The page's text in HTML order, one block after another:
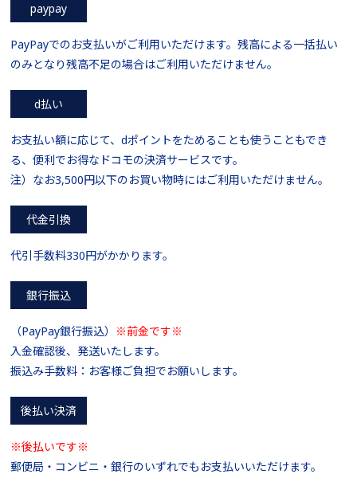
paypay
PayPayでのお支払いがご利用いただけます。残高による一括払い
のみとなり残高不足の場合はご利用いただけません。
d払い
お支払い額に応じて、dポイントをためることも使うこともでき
る、便利でお得なドコモの決済サービスです。
注）なお3,500円以下のお買い物時にはご利用いただけません。
代金引換
代引手数料330円がかかります。
銀行振込
（PayPay銀行振込） ※前金です※
入金確認後、発送いたします。
振込み手数料：お客様ご負担でお願いします。
後払い決済
※後払いです※
郵便局・コンビニ・銀行のいずれでもお支払いいただけます。